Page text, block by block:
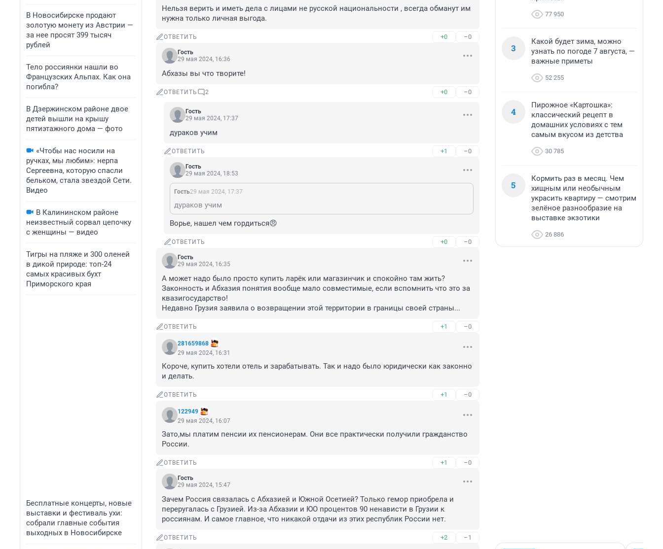
В Новосибирске продают
золотую монету из Австрии —
за нее просят 399 тысяч
рублей
Тело россиянки нашли во
Французских Альпах. Как она
погибла?
В Дзержинском районе двое
детей вышли на крышу
пятиэтажного дома — фото
«Чтобы нас носили на
ручках, мы любим»: нерпа
Сергеевна, которую спасли
бельком, стала звездой Сети.
Видео
В Калининском районе
неизвестный сорвал цепочку
с женщины — видео
Тигры на пляже и 300 оленей
в дикой природе: топ-24
самых красивых бухт
Приморского края
Бесплатные концерты, новые
выставки и фестиваль ухи:
собрали главные события
выходных в Новосибирске
Нельзя верить и иметь дела с лицами не русской национальности , всегда обманут им
нужна только личная выгода.
ОТВЕТИТЬ +0 –0
Гость
29 мая 2024, 16:36
Абхазы вы что творите!
ОТВЕТИТЬ 2 +0 –0
Гость
29 мая 2024, 17:37
дураков учим
ОТВЕТИТЬ +1 –0
Гость
29 мая 2024, 18:53
Гость29 мая 2024, 17:37
дураков учим
Ворье, нашел чем гордиться😠
ОТВЕТИТЬ +0 –0
Гость
29 мая 2024, 16:35
А может надо было просто купить ларёк или магазинчик и спокойно там жить?
Законность и Абхазия понятия вообще мало совместимые, если вспомнить что это за
квазигосударство!
Недавно Грузия заявила о возвращении этой территории в границы своей страны...
ОТВЕТИТЬ +1 –0
281659868
29 мая 2024, 16:31
Короче, купить хотели отель и зарабатывать. Так и надо было юридически как законно
и делать.
ОТВЕТИТЬ +1 –0
122949
29 мая 2024, 16:07
Зато,мы платим пенсии их пенсионерам. Они все практически получили гражданство
России.
ОТВЕТИТЬ +1 –0
Гость
29 мая 2024, 15:47
Зачем Россия связалась с Абхазией и Южной Осетией? Только гемор приобрела и
переругалась с Грузией. Из-за Абхазии и ЮО процентов 90 ненависти в Грузии к
россиянам. И самое главное, что никакой отдачи из этих республик России нет.
ОТВЕТИТЬ +2 –1
77 950
3
Какой будет зима, можно
узнать по погоде 7 августа, —
важные приметы
52 255
4
Пирожное «Картошка»:
классический рецепт в
домашних условиях с тем
самым вкусом из детства
30 785
5
Кормить раз в месяц. Чем
хищным или необычным
украсить квартиру — смотрим
зелёное разнообразие на
выставке экзотики
26 886